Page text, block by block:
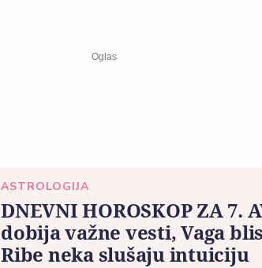
ASTROLOGIJA
DNEVNI HOROSKOP ZA 7.
dobija važne vesti, Vaga
Ribe neka slušaju intuiciju